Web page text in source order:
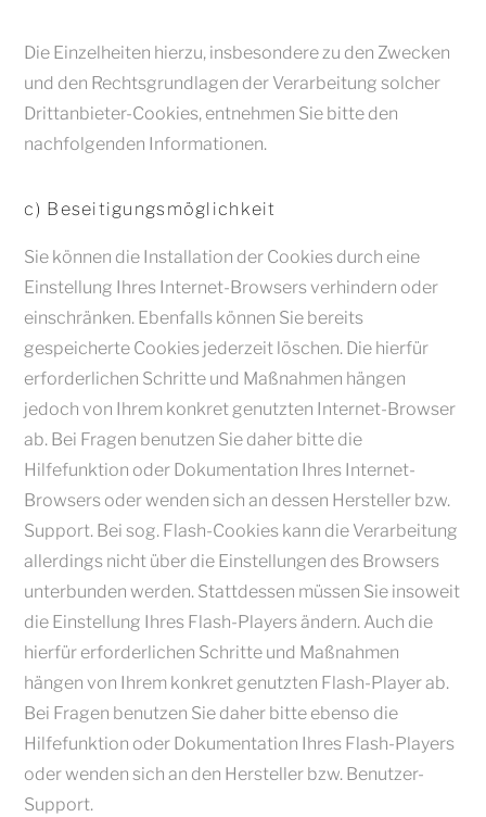
Die Einzelheiten hierzu, insbesondere zu den Zwecken
und den Rechtsgrundlagen der Verarbeitung solcher
Drittanbieter-Cookies, entnehmen Sie bitte den
nachfolgenden Informationen.
c) Beseitigungsmöglichkeit
Sie können die Installation der Cookies durch eine
Einstellung Ihres Internet-Browsers verhindern oder
einschränken. Ebenfalls können Sie bereits
gespeicherte Cookies jederzeit löschen. Die hierfür
erforderlichen Schritte und Maßnahmen hängen
jedoch von Ihrem konkret genutzten Internet-Browser
ab. Bei Fragen benutzen Sie daher bitte die
Hilfefunktion oder Dokumentation Ihres Internet-
Browsers oder wenden sich an dessen Hersteller bzw.
Support. Bei sog. Flash-Cookies kann die Verarbeitung
allerdings nicht über die Einstellungen des Browsers
unterbunden werden. Stattdessen müssen Sie insoweit
die Einstellung Ihres Flash-Players ändern. Auch die
hierfür erforderlichen Schritte und Maßnahmen
hängen von Ihrem konkret genutzten Flash-Player ab.
Bei Fragen benutzen Sie daher bitte ebenso die
Hilfefunktion oder Dokumentation Ihres Flash-Players
oder wenden sich an den Hersteller bzw. Benutzer-
Support.